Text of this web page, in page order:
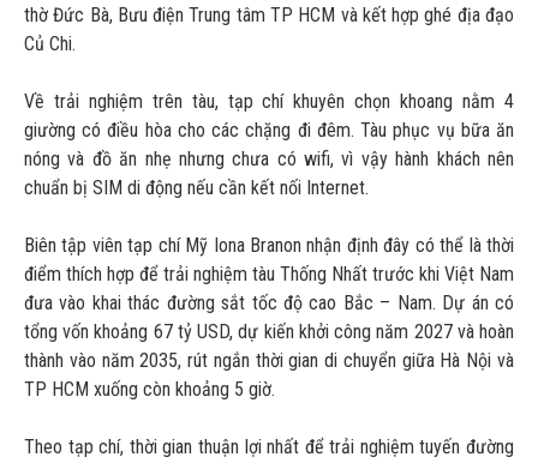
thờ Đức Bà, Bưu điện Trung tâm TP HCM và kết hợp ghé địa đạo
Củ Chi.
Về trải nghiệm trên tàu, tạp chí khuyên chọn khoang nằm 4
giường có điều hòa cho các chặng đi đêm. Tàu phục vụ bữa ăn
nóng và đồ ăn nhẹ nhưng chưa có wifi, vì vậy hành khách nên
chuẩn bị SIM di động nếu cần kết nối Internet.
Biên tập viên tạp chí Mỹ Iona Branon nhận định đây có thể là thời
điểm thích hợp để trải nghiệm tàu Thống Nhất trước khi Việt Nam
đưa vào khai thác đường sắt tốc độ cao Bắc – Nam. Dự án có
tổng vốn khoảng 67 tỷ USD, dự kiến khởi công năm 2027 và hoàn
thành vào năm 2035, rút ngắn thời gian di chuyển giữa Hà Nội và
TP HCM xuống còn khoảng 5 giờ.
Theo tạp chí, thời gian thuận lợi nhất để trải nghiệm tuyến đường